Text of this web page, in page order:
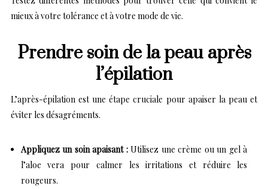
mieux à votre tolérance et à votre mode de vie.
Prendre soin de la peau après
l’épilation
L’après-épilation est une étape cruciale pour apaiser la peau et
éviter les désagréments.
Appliquez un soin apaisant :Utilisez une crème ou un gel à
l’aloe vera pour calmer les irritations et réduire les
rougeurs.